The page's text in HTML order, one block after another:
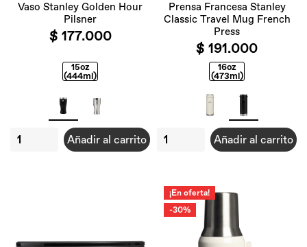
Vaso Stanley Golden Hour
Pilsner
$ 177.000
15oz
(444ml)
Añadir al carrito
Prensa Francesa Stanley
Classic Travel Mug French
Press
$ 191.000
16oz
(473ml)
Añadir al carrito
¡En oferta!
-30%